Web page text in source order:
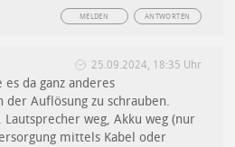
ANTWORTEN
MELDEN
25.09.2024, 18:35 Uhr
da ganz anderes
der Auflösung zu schrauben.
weg, Akku weg (nur
mittels Kabel oder